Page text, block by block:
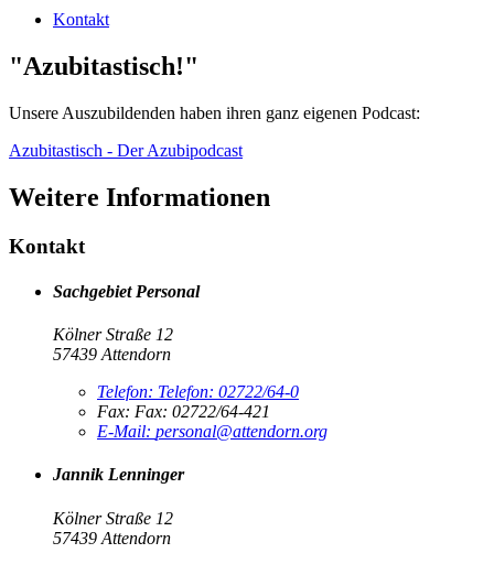
Kontakt
"Azubitastisch!"
Unsere Auszubildenden haben ihren ganz eigenen Podcast:
Azubitastisch - Der Azubipodcast
Weitere Informationen
Kontakt
Sachgebiet Personal
Kölner Straße 12
57439 Attendorn
Telefon: Telefon: 02722/64-0
Fax: Fax: 02722/64-421
E-Mail: personal@attendorn.org
Jannik Lenninger
Kölner Straße 12
57439 Attendorn